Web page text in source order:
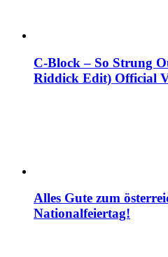
C-Block – So Strung
Riddick Edit) Official
Alles Gute zum
Nationalfeiertag!